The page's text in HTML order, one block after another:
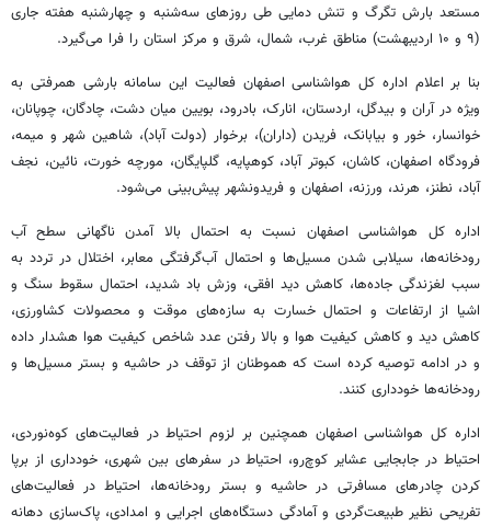
مستعد بارش تگرگ و تنش دمایی طی روزهای سه‌شنبه و چهارشنبه هفته جاری
(۹ و ۱۰ اردیبهشت) مناطق غرب، شمال، شرق و مرکز استان را فرا می‌گیرد.
بنا بر اعلام اداره کل هواشناسی اصفهان فعالیت این سامانه بارشی همرفتی به
ویژه در آران و بیدگل، اردستان، انارک، بادرود، بویین میان دشت، چادگان، چوپانان،
خوانسار، خورو بیابانک، فریدن(داران)، برخوار (دولت آباد)، شاهین شهر و میمه،
فرودگاه اصفهان، کاشان، کبوتر آباد، کوهپایه، گلپایگان، مورچه خورت، نائین، نجف
آباد، نطنز، هرند، ورزنه، اصفهان و فریدونشهر پیش‌بینی می‌شود.
اداره کل هواشناسی اصفهان نسبت به احتمال بالا آمدن ناگهانی سطح آب
رودخانه‌ها، سیلابی شدن مسیل‌ها و احتمال آب‌گرفتگی معابر، اختلال در تردد به
سبب لغزندگی جاده‌ها، کاهش دید افقی، وزش باد شدید، احتمال سقوط سنگ و
اشیا از ارتفاعات و احتمال خسارت به سازه‌های موقت و محصولات کشاورزی،
کاهش دید و کاهش کیفیت هوا و بالا رفتن عدد شاخص کیفیت هوا هشدار داده
و در ادامه توصیه کرده است که هموطنان از توقف در حاشیه و بستر مسیل‌ها و
رودخانه‌ها خودداری کنند.
اداره کل هواشناسی اصفهان همچنین بر لزوم احتیاط در فعالیت‌های کوه‌نوردی،
احتیاط در جابجایی عشایر کوچ‌رو، احتیاط در سفرهای بین شهری، خودداری از برپا
کردن چادرهای مسافرتی در حاشیه و بستر رودخانه‌ها، احتیاط در فعالیت‌های
تفریحی نظیر طبیعت‌گردی و آمادگی دستگاه‌های اجرایی و امدادی، پاک‌سازی دهانه